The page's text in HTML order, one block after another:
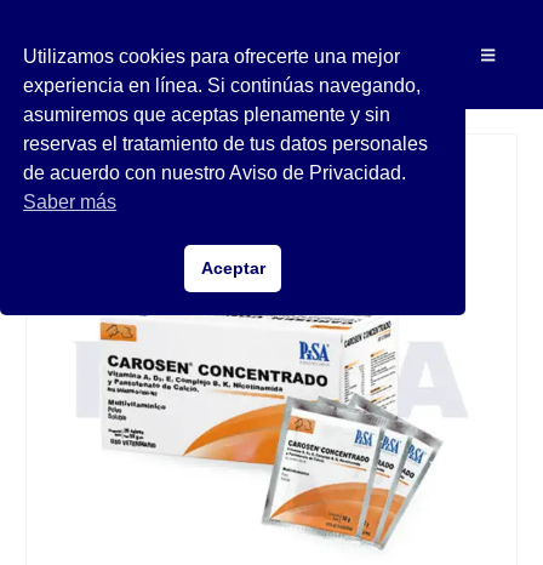
Utilizamos cookies para ofrecerte una mejor
experiencia en línea. Si continúas navegando,
asumiremos que aceptas plenamente y sin
reservas el tratamiento de tus datos personales
de acuerdo con nuestro Aviso de Privacidad.
Saber más
Aceptar